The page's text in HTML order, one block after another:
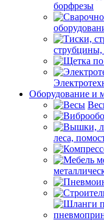
борфрезы
струбцины,
Оборудование и
леса,